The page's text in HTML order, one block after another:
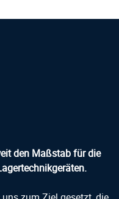
den Maßstab für die